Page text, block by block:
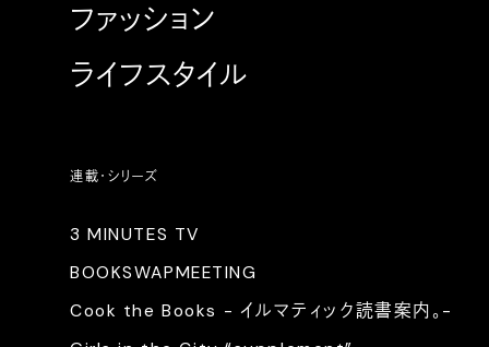
ファッション
ライフスタイル
連載・シリーズ
3 MINUTES TV
BOOKSWAPMEETING
Cook the Books - イルマティック読書案内。-